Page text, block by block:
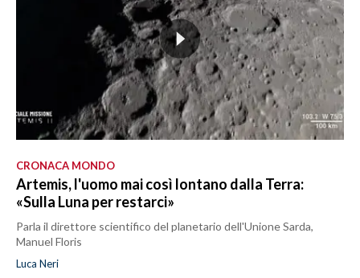
CRONACA MONDO
Artemis, l'uomo mai così lontano dalla Terra:
«Sulla Luna per restarci»
Parla il direttore scientifico del planetario dell'Unione Sarda,
Manuel Floris
Luca Neri